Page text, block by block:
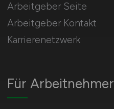
Für Arbeitnehmer
Arbeitgeber Seite
Arbeitgeber Kontakt
Karrierenetzwerk